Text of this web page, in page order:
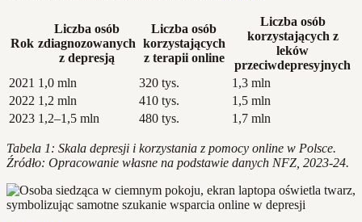
Rok
Liczba osób
zdiagnozowanych
z depresją
Liczba osób
korzystających
z terapii online
Liczba osób
korzystających z
leków
przeciwdepresyjnych
2021 1,0 mln 320 tys.
1,3 mln
2022 1,2 mln 410 tys.
1,5 mln
2023 1,2–1,5 mln 480 tys. 1,7 mln
Tabela 1: Skala depresji i korzystania z pomocy online w Polsce.
Źródło: Opracowanie własne na podstawie danych NFZ, 2023-24.